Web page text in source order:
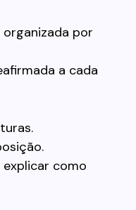
por
a cada
como